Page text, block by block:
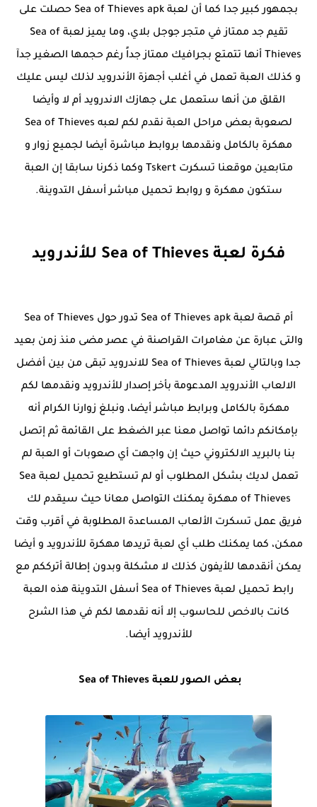
بجمهور كبير جدا كما أن لعبة Sea of Thieves apk حصلت على
تقيم جد ممتاز في متجر جوجل بلاي، وما يميز لعبة Sea of
Thieves أنها تتمتع بجرافيك ممتاز جداً رغم حجمها الصغير جدآ
و كذلك العبة تعمل في أغلب أجهزة الأندرويد لذلك ليس عليك
القلق من أنها ستعمل على جهازك الاندرويد أم لا وأيضا
لصعوبة بعض مراحل العبة نقدم لكم لعبه Sea of Thieves
مهكرة بالكامل ونقدمها بروابط مباشرة أيضا لجميع زوار و
متابعين موقعنا تسكرت Tskert وكما ذكرنا سابقا إن العبة
ستكون مهكرة و روابط تحميل مباشر أسفل التدوينة.
فكرة لعبة Sea of Thieves للأندرويد
أم قصة لعبة Sea of Thieves apk تدور حول Sea of Thieves
والتى عبارة عن مغامرات القراصنة في عصر مضى منذ زمن بعيد
جدا وبالتالي لعبة Sea of Thieves للاندرويد تبقى من بين أفضل
الالعاب الأندرويد المدعومة بأخر إصدار للأندرويد ونقدمها لكم
مهكرة بالكامل وبرابط مباشر أيضا، ونبلغ زوارنا الكرام أنه
بإمكانكم دائما تواصل معنا عبر الضغط على القائمة ثم إتصل
بنا بالبريد الالكتروني حيث إن واجهت أي صعوبات أو العبة لم
تعمل لديك بشكل المطلوب أو لم تستطيع تحميل لعبة Sea
of Thieves مهكرة يمكنك التواصل معانا حيث سيقدم لك
فريق عمل تسكرت الألعاب المساعدة المطلوبة في أقرب وقت
ممكن، كما يمكنك طلب أي لعبة تريدها مهكرة للأندرويد و أيضا
يمكن أنقدمها للأيفون كذلك لا مشكلة وبدون إطالة أترككم مع
رابط تحميل لعبة Sea of Thieves أسفل التدوينة هذه العبة
كانت بالاخص للحاسوب إلا أنه نقدمها لكم في هذا الشرح
للأندرويد أيضا.
بعض الصور للعبة Sea of Thieves